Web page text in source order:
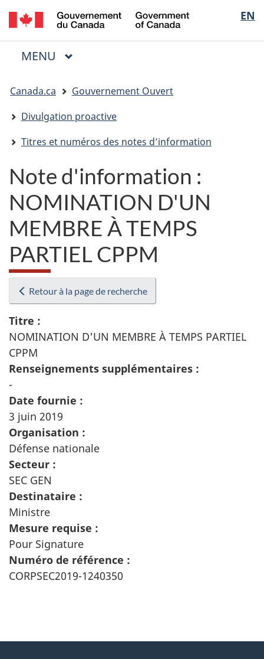
Passer
au
contenu
Passer
à
« Au
Passer
à
la
EN
of
Menu
MENU PRINCIPAL
êtes
ici
Canada.ca
Gouvernement Ouvert
Divulgation proactive
Titres et numéros des notes d’information
Note d'information :
NOMINATION D'UN
MEMBRE À TEMPS
PARTIEL CPPM
Retour à la page de recherche
Titre :
NOMINATION D'UN MEMBRE À TEMPS PARTIEL
CPPM
Renseignements supplémentaires :
-
Date fournie :
3 juin 2019
Organisation :
Défense nationale
Secteur :
SEC GEN
Destinataire :
Ministre
Mesure requise :
Pour Signature
Numéro de référence :
CORPSEC2019-1240350
D